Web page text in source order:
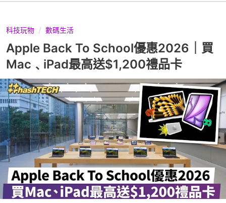
科技玩物 數碼生活
Apple Back To School優惠2026｜買
Mac﹑iPad最高送$1,200禮品卡